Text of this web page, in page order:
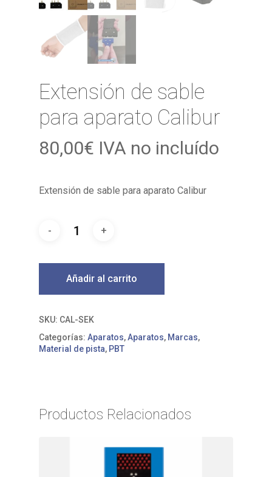
Extensión de sable
para aparato Calibur
80,00€ IVA no incluído
Extensión de sable para aparato Calibur
Añadir al carrito
SKU: CAL-SEK
Categorías: Aparatos,Aparatos, Marcas,
Material de pista, PBT
Productos Relacionados